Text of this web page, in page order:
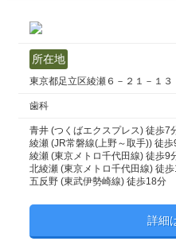
所在地
東京都足立区綾瀬６－２１－１
歯科
青井 (つくばエクスプレス) 徒歩7
綾瀬 (JR常磐線(上野～取手)) 徒歩
綾瀬 (東京メトロ千代田線) 徒歩9
北綾瀬 (東京メトロ千代田線) 徒
五反野 (東武伊勢崎線) 徒歩18分
詳細